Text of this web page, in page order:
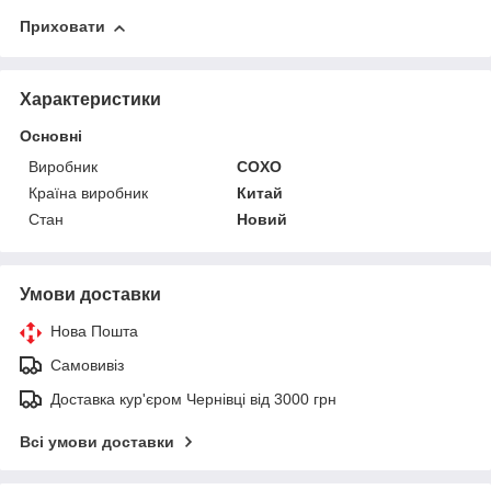
Приховати
Характеристики
Основні
Виробник
COXO
Країна виробник
Китай
Стан
Новий
Умови доставки
Нова Пошта
Самовивіз
Доставка кур'єром Чернівці від 3000 грн
Всі умови доставки